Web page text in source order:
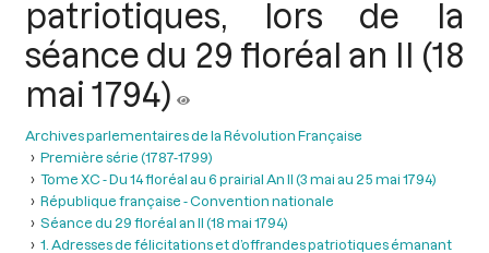
patriotiques, lors de la
séance du 29 floréal an II (18
mai 1794)
Archives parlementaires de la Révolution Française
Première série (1787-1799)
Tome XC - Du 14 floréal au 6 prairial An II (3 mai au 25 mai 1794)
République française - Convention nationale
Séance du 29 floréal an II (18 mai 1794)
1. Adresses de félicitations et d’offrandes patriotiques émanant